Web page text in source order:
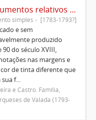
Inventário dos documentos relativos aos Morgados da Patameira, de Oliveira e de Caparica
simples [1783-1793?]
e sem
produzido
90 do século XVIII,
nas margens e
de tinta diferente que
f...
e Castro. Família,
de Valada (1793-